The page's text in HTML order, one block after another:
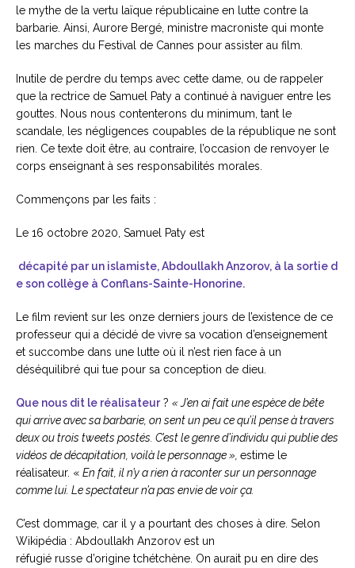
le mythe de la vertu laïque républicaine en lutte contre la
barbarie. Ainsi, Aurore Bergé, ministre macroniste qui monte
les marches du Festival de Cannes pour assister au film.
Inutile de perdre du temps avec cette dame, ou de rappeler
que la rectrice de Samuel Paty a continué à naviguer entre les
gouttes. Nous nous contenterons du minimum, tant le
scandale, les négligences coupables de la république ne sont
rien. Ce texte doit être, au contraire, l’occasion de renvoyer le
corps enseignant à ses responsabilités morales.
Commençons par les faits :
Le 16 octobre 2020, Samuel Paty est
décapité par un islamiste, Abdoullakh Anzorov, à la sortie d
e son collège à Conflans-Sainte-Honorine.
Le film revient sur les onze derniers jours de l’existence de ce
professeur qui a décidé de vivre sa vocation d’enseignement
et succombe dans une lutte où il n’est rien face à un
déséquilibré qui tue pour sa conception de dieu.
Que nous dit le réalisateur? « J’en ai fait une espèce de bête
qui arrive avec sa barbarie, on sent un peu ce qu’il pense à travers
deux ou trois tweets postés. C’est le genre d’individu qui publie des
vidéos de décapitation, voilà le personnage », estime le
réalisateur. « En fait, il n’y a rien à raconter sur un personnage
comme lui. Le spectateur n’a pas envie de voir ça.
C’est dommage, car il y a pourtant des choses à dire. Selon
Wikipédia : Abdoullakh Anzorov est un
réfugié russe d’origine tchétchène. On aurait pu en dire des